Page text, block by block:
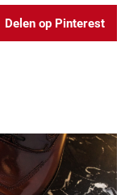
Delen op Pinterest